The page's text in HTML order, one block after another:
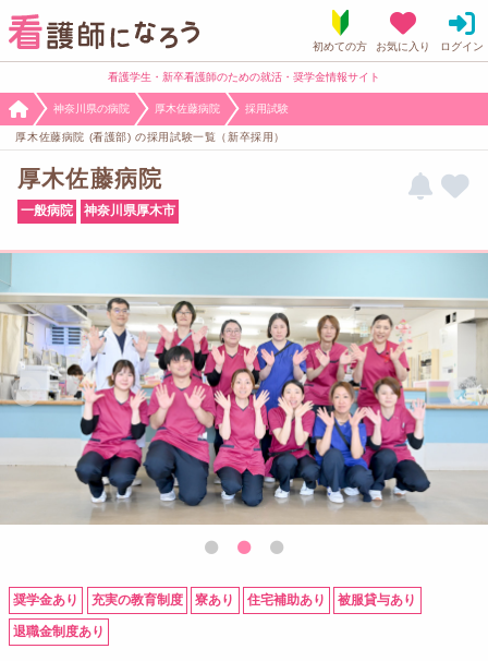
看護学生・新卒看護師のための就活・奨学金情報サイト
神奈川県の病院 厚木佐藤病院 採用試験
厚木佐藤病院 (看護部) の採用試験一覧（新卒採用）
厚木佐藤病院
一般病院 神奈川県厚木市
奨学金あり 充実の教育制度 寮あり 住宅補助あり 被服貸与あり
退職金制度あり